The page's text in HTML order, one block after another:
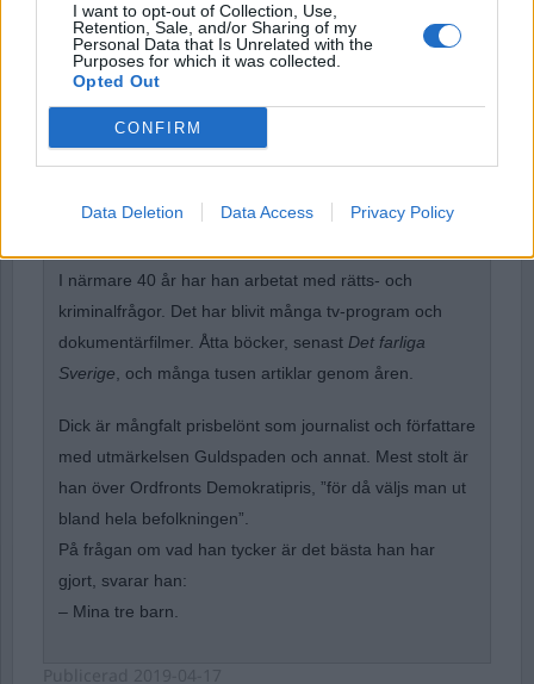
I want to opt-out of Collection, Use,
Retention, Sale, and/or Sharing of my
Personal Data that Is Unrelated with the
Purposes for which it was collected.
Opted Out
CONFIRM
Data Deletion Data Access Privacy Policy
Forgot Password
Stöd Para§rafs bevakning av rättssäkerheten
Dick Sundevallär Para§rafs chefredaktör men hans
personliga tankar och funderingar.
I närmare 40 år har han arbetat med rätts- och
kriminalfrågor. Det har blivit många tv-program och
dokumentärfilmer. Åtta böcker, senast Det farliga
Sverige , och många tusen artiklar genom åren.
Dick är mångfalt prisbelönt som journalist och författare
med utmärkelsen Guldspaden och annat. Mest stolt är
han över Ordfronts Demokratipris, ”för då väljs man ut
bland hela befolkningen”.
På frågan om vad han tycker är det bästa han har
gjort, svarar han:
– Mina tre barn.